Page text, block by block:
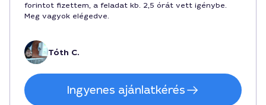
forintot fizettem, a feladat kb. 2,5 órát vett igénybe.
Meg vagyok elégedve.
Tóth C.
Ingyenes ajánlatkérés